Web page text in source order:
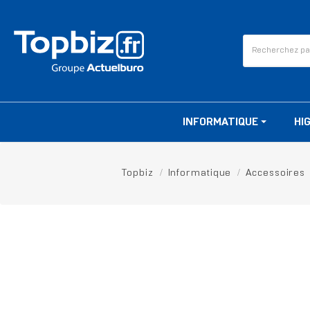
INFORMATIQUE
Topbiz Informatique Accessoires